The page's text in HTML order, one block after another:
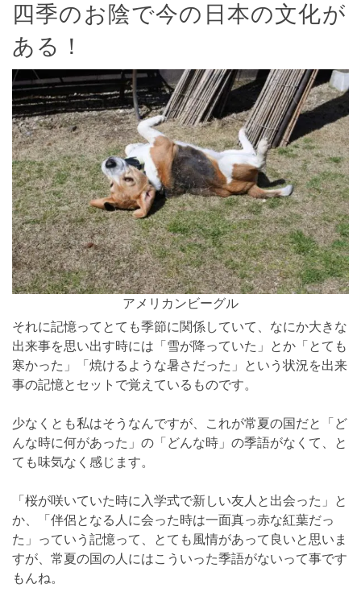
四季のお陰で今の日本の文化が
ある！
アメリカンビーグル
それに記憶ってとても季節に関係していて、なにか大きな
出来事を思い出す時には「雪が降っていた」とか「とても
寒かった」「焼けるような暑さだった」という状況を出来
事の記憶とセットで覚えているものです。
少なくとも私はそうなんですが、これが常夏の国だと「ど
んな時に何があった」の「どんな時」の季語がなくて、と
ても味気なく感じます。
「桜が咲いていた時に入学式で新しい友人と出会った」と
か、「伴侶となる人に会った時は一面真っ赤な紅葉だっ
た」っていう記憶って、とても風情があって良いと思いま
すが、常夏の国の人にはこういった季語がないって事です
もんね。